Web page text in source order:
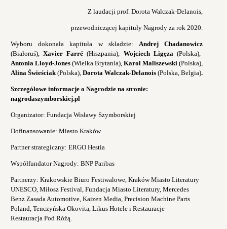
Z laudacji prof. Dorota Walczak-Delanois,
przewodniczącej kapituły Nagrody za rok 2020.
Wyboru dokonała kapituła w składzie: Andrej Chadanowicz
(Białoruś),Xavier Farré(Hiszpania), Wojciech Ligęza(Polska),
Antonia Lloyd-Jones (Wielka Brytania), Karol Maliszewski (Polska),
Alina Świeściak(Polska), Dorota Walczak-Delanois (Polska, Belgia).
Szczegółowe informacje o Nagrodzie na stronie:
nagrodaszymborskiej.pl
Organizator: Fundacja Wisławy Szymborskiej
Dofinansowanie: Miasto Kraków
Partner strategiczny: ERGO Hestia
Współfundator Nagrody: BNP Paribas
Partnerzy: Krakowskie Biuro Festiwalowe, Kraków Miasto Literatury
UNESCO, Miłosz Festival, Fundacja Miasto Literatury, Mercedes
Benz Zasada Automotive, Kaizen Media, Precision Machine Parts
Poland, Tenczyńska Okovita, Likus Hotele i Restauracje –
Restauracja Pod Różą.